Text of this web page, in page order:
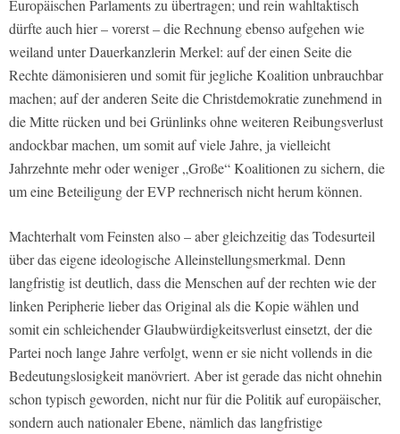
Europäischen Parlaments zu übertragen; und rein wahltaktisch
dürfte auch hier – vorerst – die Rechnung ebenso aufgehen wie
weiland unter Dauerkanzlerin Merkel: auf der einen Seite die
Rechte dämonisieren und somit für jegliche Koalition unbrauchbar
machen; auf der anderen Seite die Christdemokratie zunehmend in
die Mitte rücken und bei Grünlinks ohne weiteren Reibungsverlust
andockbar machen, um somit auf viele Jahre, ja vielleicht
Jahrzehnte mehr oder weniger „Große“ Koalitionen zu sichern, die
um eine Beteiligung der EVP rechnerisch nicht herum können.
Machterhalt vom Feinsten also – aber gleichzeitig das Todesurteil
über das eigene ideologische Alleinstellungsmerkmal. Denn
langfristig ist deutlich, dass die Menschen auf der rechten wie der
linken Peripherie lieber das Original als die Kopie wählen und
somit ein schleichender Glaubwürdigkeitsverlust einsetzt, der die
Partei noch lange Jahre verfolgt, wenn er sie nicht vollends in die
Bedeutungslosigkeit manövriert. Aber ist gerade das nicht ohnehin
schon typisch geworden, nicht nur für die Politik auf europäischer,
sondern auch nationaler Ebene, nämlich das langfristige